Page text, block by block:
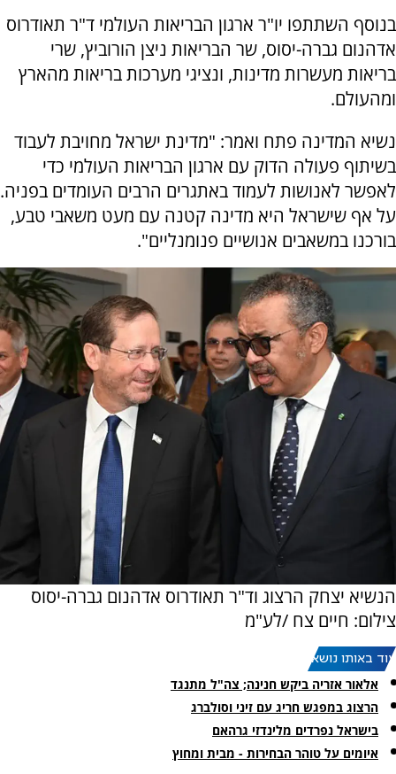
בנוסף השתתפו יו"ר ארגון הבריאות העולמי ד"ר תאודרוס
אדהנום גברה-יסוס, שר הבריאות ניצן הורוביץ, שרי
בריאות מעשרות מדינות, ונציגי מערכות בריאות מהארץ
ומהעולם.
נשיא המדינה פתח ואמר: "מדינת ישראל מחויבת לעבוד
בשיתוף פעולה הדוק עם ארגון הבריאות העולמי כדי
לאפשר לאנושות לעמוד באתגרים הרבים העומדים בפניה.
על אף שישראל היא מדינה קטנה עם מעט משאבי טבע,
בורכנו במשאבים אנושיים פנומנליים".
הנשיא יצחק הרצוג וד"ר תאודרוס אדהנום גברה-יסוס
צילום: חיים צח /לע"מ
עוד באותו נושא:
אלאור אזריה ביקש חנינה; צה"ל מתנגד
הרצוג במפגש חריג עם זיני וסולברג
בישראל נפרדים מלינדזי גרהאם
איומים על טוהר הבחירות - מבית ומחוץ